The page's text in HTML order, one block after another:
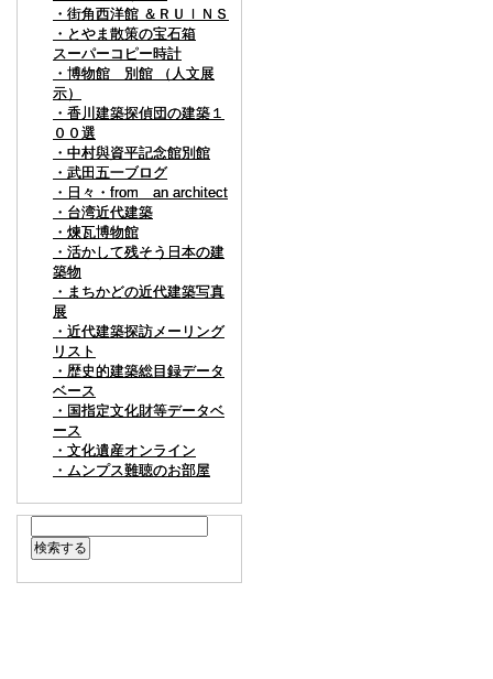
・街角西洋館 ＆ＲＵＩＮＳ
・とやま散策の宝石箱
スーパーコピー時計
・博物館 別館 （人文展
示）
・香川建築探偵団の建築１
００選
・中村與資平記念館別館
・武田五一ブログ
・日々・from an architect
・台湾近代建築
・煉瓦博物館
・活かして残そう日本の建
築物
・まちかどの近代建築写真
展
・近代建築探訪メーリング
リスト
・歴史的建築総目録データ
ベース
・国指定文化財等データベ
ース
・文化遺産オンライン
・ムンプス難聴のお部屋
・街角西洋館 ＆ＲＵＩＮＳ
・とやま散策の宝石箱
スーパーコピー時計
・博物館 別館 （人文展
示）
・香川建築探偵団の建築１
００選
・中村與資平記念館別館
・武田五一ブログ
・日々・from an architect
・台湾近代建築
・煉瓦博物館
・活かして残そう日本の建
築物
・まちかどの近代建築写真
展
・近代建築探訪メーリング
リスト
・歴史的建築総目録データ
ベース
・国指定文化財等データベ
ース
・文化遺産オンライン
・ムンプス難聴のお部屋